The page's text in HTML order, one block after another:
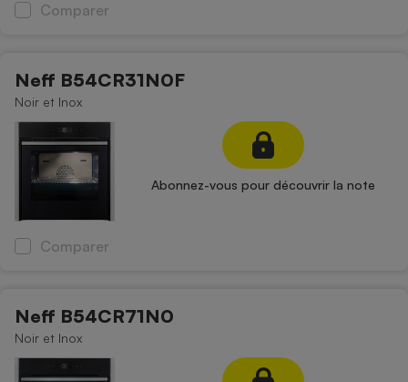
Comparer
Neff B54CR31N0F
Noir et Inox
Abonnez-vous pour découvrir la note
Comparer
Neff B54CR71N0
Noir et Inox